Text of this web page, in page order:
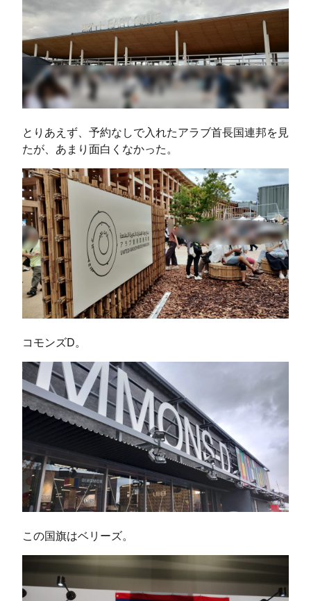
とりあえず、予約なしで入れたアラブ首長国連邦を見
たが、あまり面白くなかった。
コモンズD。
この国旗はベリーズ。